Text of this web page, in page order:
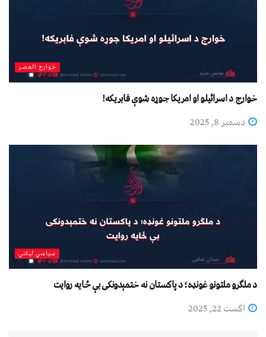
خوارج العصر
خوارج د اسرائیلو او امریکا جوړه شوې فابریکه!
دسمبر 8, 2025
سیاسي لیکني
د ملګرو ملتونو غونډه؛ د پاکستان نه ختمېدونکی بې ځایه روایت
اگست 22, 2025